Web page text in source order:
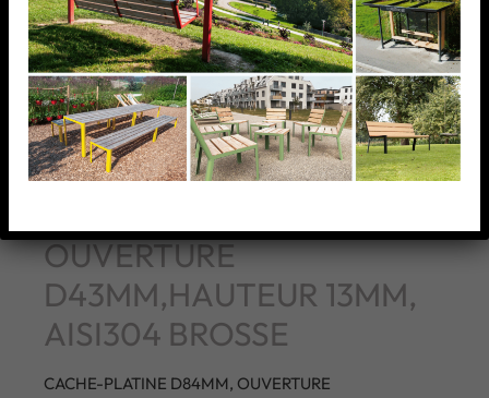
OUVERTURE
D43MM,HAUTEUR 13MM,
AISI304 BROSSE
CACHE-PLATINE D84MM, OUVERTURE